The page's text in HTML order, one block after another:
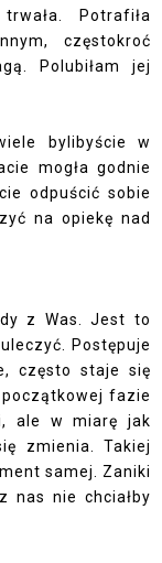
Potrafiła
częstokroć
Polubiłam jej
bylibyście w
mogła godnie
odpuścić sobie
na opiekę nad
z Was. Jest to
Postępuje
często staje się
fazie
ale w miarę jak
zmienia. Takiej
samej. Zaniki
nas nie chciałby